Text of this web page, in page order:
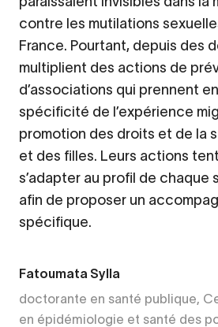
contre les mutilations
France. Pourtant, depuis des
multiplient des actions de
d’associations qui prennent
spécificité de l’expérience
promotion des droits et de la
et des filles. Leurs actions
s’adapter au profil de chaque
afin de proposer un
spécifique.
Fatoumata Sylla
doctorante en santé publique,
en épidémiologie et santé des